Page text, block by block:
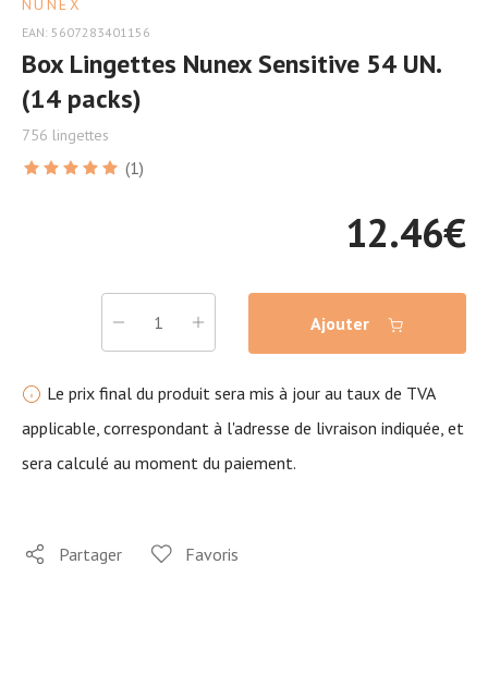
NUNEX
EAN: 5607283401156
Box Lingettes Nunex Sensitive 54 UN.
(14 packs)
756 lingettes
(1)
12.46€
Ajouter
Le prix final du produit sera mis à jour au taux de TVA
applicable, correspondant à l'adresse de livraison indiquée, et
sera calculé au moment du paiement.
Partager Favoris